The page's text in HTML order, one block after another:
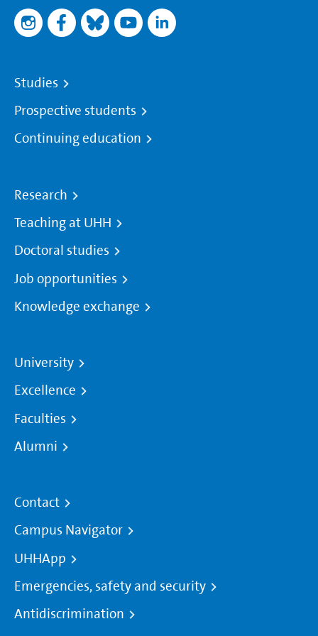
Studies
Prospective students
Continuing education
Research
Teaching at UHH
Doctoral studies
Job opportunities
Knowledge exchange
University
Excellence
Faculties
Alumni
Contact
Campus Navigator
UHHApp
Emergencies, safety and security
Antidiscrimination